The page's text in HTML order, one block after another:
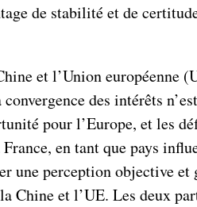
de stabilité et de
et l’Union européenne
des intérêts
pour l’Europe, et les
en tant que pays
une perception objective
Chine et l’UE. Les deux